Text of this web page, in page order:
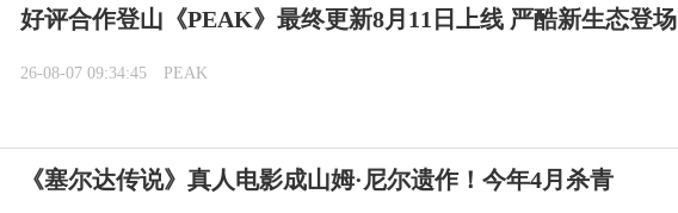
好评合作登山《PEAK》最终更新8月11日上线 严酷新生态登场
26-08-07 09:34:45 PEAK
《塞尔达传说》真人电影成山姆·尼尔遗作！今年4月杀青